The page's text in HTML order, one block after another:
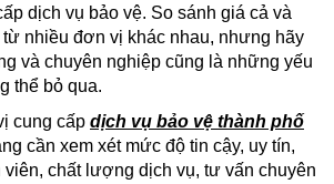
dịch vụ bảo vệ. So sánh giá cả và
nhiều đơn vị khác nhau, nhưng hãy
và chuyên nghiệp cũng là những yếu
thể bỏ qua.
cung cấp dịch vụ bảo vệ thành phố
cần xem xét mức độ tin cậy, uy tín,
chất lượng dịch vụ, tư vấn chuyên